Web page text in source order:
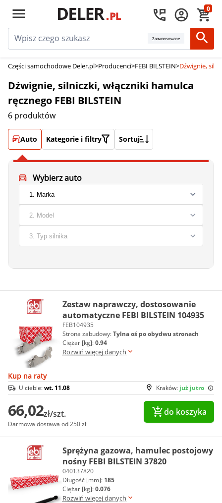
0
Zaawansowane
Części samochodowe Deler.pl>Producenci>FEBI BILSTEIN>Dźwignie,
Dźwignie, silniczki, włączniki hamulca
ręcznego FEBI BILSTEIN
6 produktów
Auto Kategorie i filtry Sortuj
Wybierz auto
Zestaw naprawczy, dostosowanie
automatyczne FEBI BILSTEIN 104935
FEB104935
Strona zabudowy:Tylna oś po obydwu stronach
Ciężar [kg]:0.94
Rozwiń więcej danych
Kup na raty
Kraków: już jutro
U ciebie:wt. 11.08
66,02zł/szt.
Darmowa dostawa od 250 zł
do koszyka
Sprężyna gazowa, hamulec postojowy
nośny FEBI BILSTEIN 37820
040137820
Długość [mm]: 185
Ciężar [kg]:0.076
Rozwiń więcej danych